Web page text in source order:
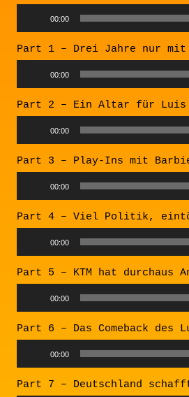
Audio
Player
00:00
Part 1 – Drei Jahre nur mit
Audio
Player
00:00
Part 2 – Ein Altar für Luis
Audio
Player
00:00
Part 3 – Play-Ins mit
Audio
Player
00:00
Part 4 – Viel Politik,
Audio
Player
00:00
Part 5 – KTM hat durchaus
Audio
Player
00:00
Part 6 – Das Comeback des
Audio
Player
00:00
Part 7 – Deutschland